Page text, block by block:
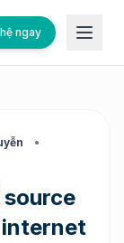
ngay
•
internet